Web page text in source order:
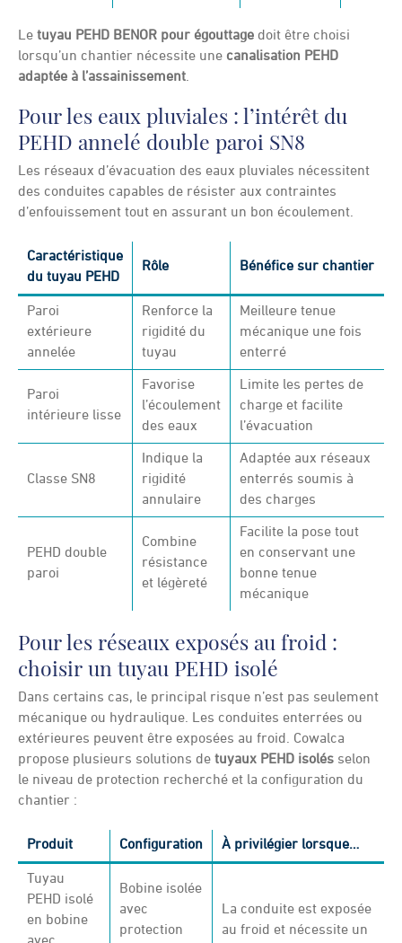
Le tuyau PEHD BENOR pour égouttage doit être choisi
lorsqu’un chantier nécessite une canalisation PEHD
adaptée à l’assainissement.
Pour les eaux pluviales : l’intérêt du
PEHD annelé double paroi SN8
Les réseaux d’évacuation des eaux pluviales nécessitent
des conduites capables de résister aux contraintes
d’enfouissement tout en assurant un bon écoulement.
Caractéristique
du tuyau PEHD
Rôle Bénéfice sur chantier
Paroi
extérieure
annelée
Renforce la
rigidité du
tuyau
Meilleure tenue
mécanique une fois
enterré
Paroi
intérieure lisse
Favorise
l’écoulement
des eaux
Limite les pertes de
charge et facilite
l’évacuation
Classe SN8
Indique la
rigidité
annulaire
Adaptée aux réseaux
enterrés soumis à
des charges
PEHD double
paroi
Combine
résistance
et légèreté
Facilite la pose tout
en conservant une
bonne tenue
mécanique
Pour les réseaux exposés au froid :
choisir un tuyau PEHD isolé
Dans certains cas, le principal risque n’est pas seulement
mécanique ou hydraulique. Les conduites enterrées ou
extérieures peuvent être exposées au froid. Cowalca
propose plusieurs solutions de tuyaux PEHD isolés selon
le niveau de protection recherché et la configuration du
chantier :
Produit Configuration À privilégier lorsque…
Tuyau
PEHD isolé
en bobine
Bobine isolée
avec
protection
La conduite est exposée
au froid et nécessite un